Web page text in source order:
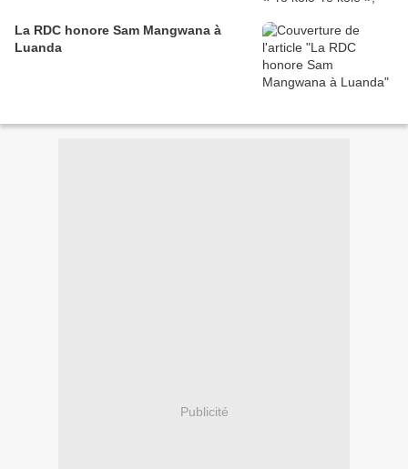
La RDC honore Sam Mangwana à
Luanda
Publicité